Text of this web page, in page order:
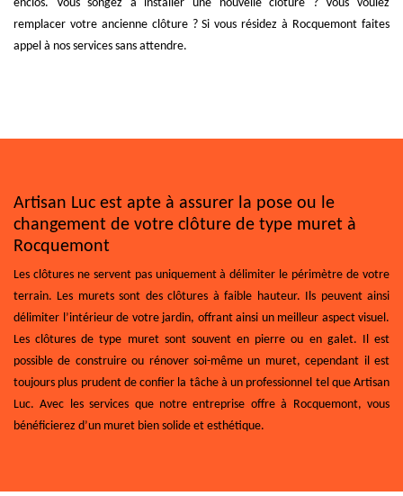
enclos. Vous songez à installer une nouvelle clôture ? Vous voulez
remplacer votre ancienne clôture ? Si vous résidez à Rocquemont faites
appel à nos services sans attendre.
Artisan Luc est apte à assurer la pose ou le
changement de votre clôture de type muret à
Rocquemont
Les clôtures ne servent pas uniquement à délimiter le périmètre de votre
terrain. Les murets sont des clôtures à faible hauteur. Ils peuvent ainsi
délimiter l’intérieur de votre jardin, offrant ainsi un meilleur aspect visuel.
Les clôtures de type muret sont souvent en pierre ou en galet. Il est
possible de construire ou rénover soi-même un muret, cependant il est
toujours plus prudent de confier la tâche à un professionnel tel que Artisan
Luc. Avec les services que notre entreprise offre à Rocquemont, vous
bénéficierez d’un muret bien solide et esthétique.